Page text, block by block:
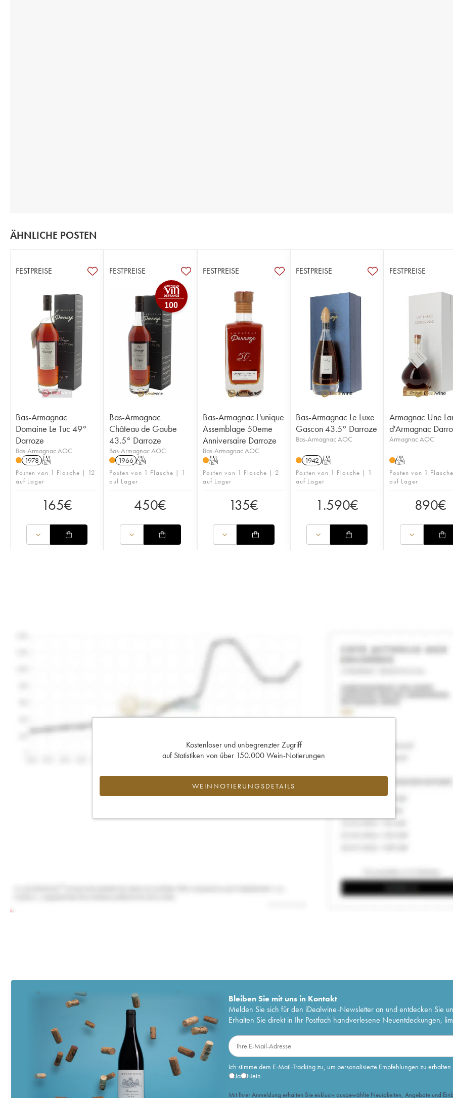
ÄHNLICHE POSTEN
FESTPREISE
Bas-Armagnac
Domaine Le Tuc 49°
Darroze
Bas-Armagnac AOC
1978 T
Posten von 1 Flasche | 12
auf Lager
165€
FESTPREISE
100
Bas-Armagnac
Château de Gaube
43.5° Darroze
Bas-Armagnac AOC
1966 T
Posten von 1 Flasche | 1
auf Lager
450€
FESTPREISE
Bas-Armagnac L'unique
Assemblage 50eme
Anniversaire Darroze
Bas-Armagnac AOC
T
Posten von 1 Flasche | 2
auf Lager
135€
FESTPREISE
Bas-Armagnac Le Luxe
Gascon 43.5° Darroze
Bas-Armagnac AOC
1942 T
Posten von 1 Flasche | 1
auf Lager
1.590€
FESTPREISE
Armagnac Une
d'Armagnac
Armagnac AOC
T
Posten von 1
auf Lager
890€
Kostenloser und unbegrenzter Zugriff
auf Statistiken von über 150.000 Wein-Notierungen
WEINNOTIERUNGSDETAILS
Bleiben Sie mit uns in Kontakt
Melden Sie sich für den iDealwine-Newsletter an und entdecken Sie
Erhalten Sie direkt in Ihr Postfach handverlesene Neuentdeckungen,
Ich stimme dem E-Mail-Tracking zu, um personalisierte Empfehlungen zu erhalten
Ja
Nein
Mit Ihrer Anmeldung erhalten Sie exklusiv ausgewählte Neuigkeiten, Angebote und